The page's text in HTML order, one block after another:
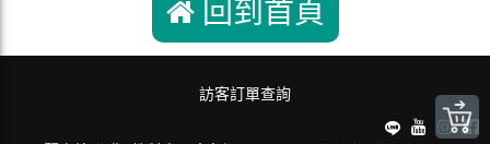
回到首頁
訪客訂單查詢